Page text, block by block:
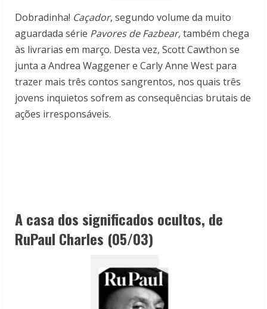
Dobradinha! Caçador, segundo volume da muito
aguardada série Pavores de Fazbear,também chega
às livrarias em março. Desta vez, Scott Cawthon se
junta a Andrea Waggener e Carly Anne West para
trazer mais três contos sangrentos, nos quais três
jovens inquietos sofrem as consequências brutais de
ações irresponsáveis.
A casa dos significados ocultos, de
RuPaul Charles (05/03)